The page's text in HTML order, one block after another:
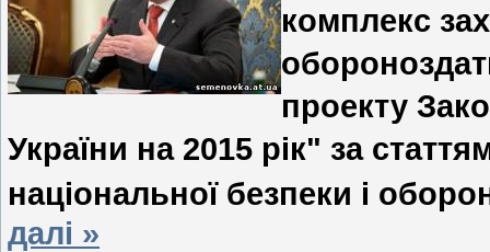
комплекс
проекту
України на 2015 рік" за
національної безпеки і
далі »